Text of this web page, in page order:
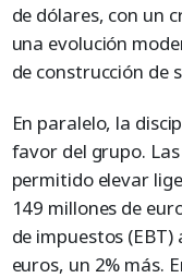
de dólares, con un
una evolución
de construcción de
En paralelo, la
favor del grupo.
permitido elevar
149 millones de
de impuestos
euros, un 2% más.